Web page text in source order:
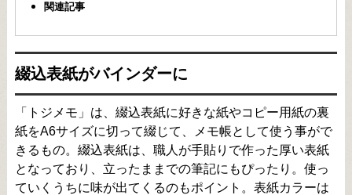
関連記事
綴込表紙がバインダーに
「トジメモ」は、綴込表紙に好きな紙やコピー用紙の裏
紙をA6サイズに切って綴じて、メモ帳として使う事がで
きるもの。綴込表紙は、職人が手貼りで作った厚い表紙
となっており、立ったままでの筆記にもぴったり。使っ
ていくうちに味が出てくるのもポイント。表紙カラーは